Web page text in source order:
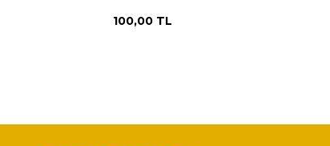
100,00 TL